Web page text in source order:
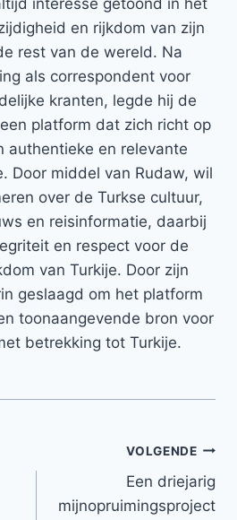
interesse getoond in het
en rijkdom van zijn
rest van de wereld. Na
als correspondent voor
kranten, legde hij de
platform dat zich richt op
authentieke en relevante
Door middel van Rudaw, wil
over de Turkse cultuur,
en reisinformatie, daarbij
en respect voor de
van Turkije. Door zijn
geslaagd om het platform
toonaangevende bron voor
betrekking tot Turkije.
VOLGENDE
Een driejarig
mijnopruimingsproject